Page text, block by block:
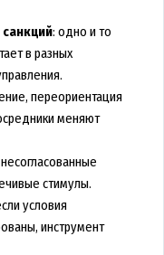
: одно и то
в разных
переориентация
меняют
стимулы.
условия
инструмент